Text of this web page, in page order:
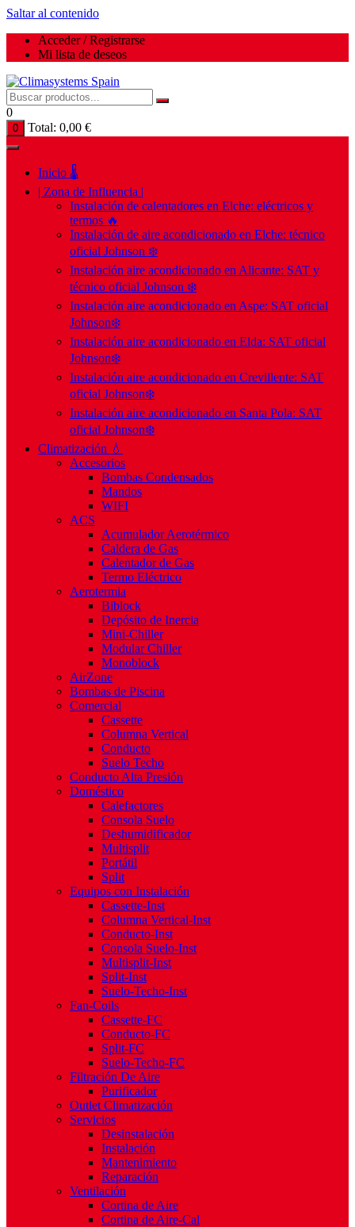
Saltar al contenido
Acceder / Registrarse
Mi lista de deseos
0
0 Total: 0,00 €
Inicio 🌡️
| Zona de Influencia |
Instalación de calentadores en Elche: eléctricos y
termos 🔥
Instalación de aire acondicionado en Elche: técnico
oficial Johnson ❄️
Instalación aire acondicionado en Alicante: SAT y
técnico oficial Johnson ❄️
Instalación aire acondicionado en Aspe: SAT oficial
Johnson❄️
Instalación aire acondicionado en Elda: SAT oficial
Johnson❄️
Instalación aire acondicionado en Crevillente: SAT
oficial Johnson❄️
Instalación aire acondicionado en Santa Pola: SAT
oficial Johnson❄️
Climatización 💧
Accesorios
Bombas Condensados
Mandos
WIFI
ACS
Acumulador Aerotérmico
Caldera de Gas
Calentador de Gas
Termo Eléctrico
Aerotermia
Biblock
Depósito de Inercia
Mini-Chiller
Modular Chiller
Monoblock
AirZone
Bombas de Piscina
Comercial
Cassette
Columna Vertical
Conducto
Suelo Techo
Conducto Alta Presión
Doméstico
Calefactores
Consola Suelo
Deshumidificador
Multisplit
Portátil
Split
Equipos con Instalación
Cassette-Inst
Columna Vertical-Inst
Conducto-Inst
Consola Suelo-Inst
Multisplit-Inst
Split-Inst
Suelo-Techo-Inst
Fan-Coils
Cassette-FC
Conducto-FC
Split-FC
Suelo-Techo-FC
Filtración De Aire
Purificador
Outlet Climatización
Servicios
Desinstalación
Instalación
Mantenimiento
Reparación
Ventilación
Cortina de Aire
Cortina de Aire-Cal